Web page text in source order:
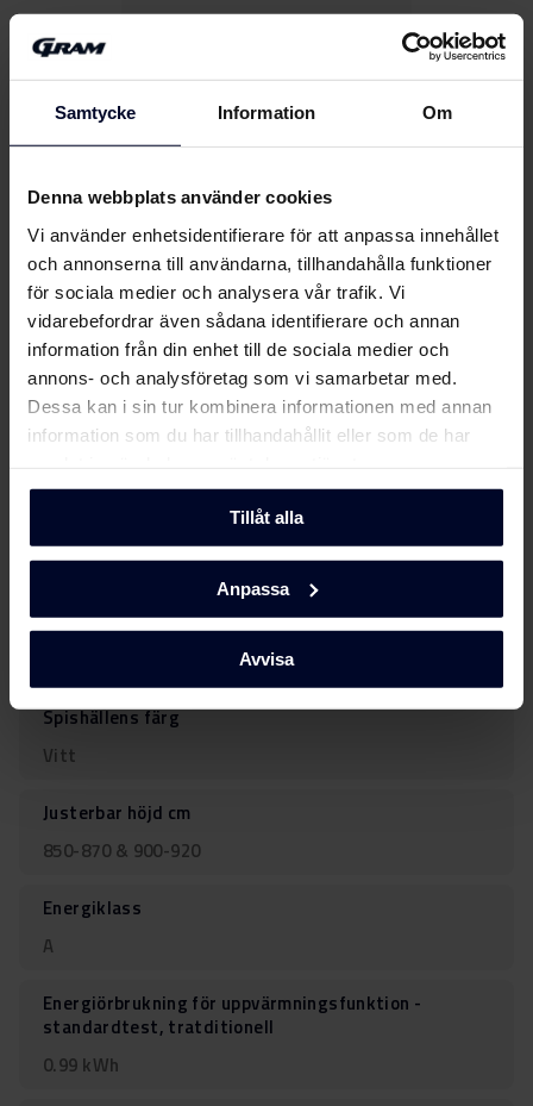
Samtycke Information Om
Denna webbplats använder cookies
Vi använder enhetsidentifierare för att anpassa innehållet
och annonserna till användarna, tillhandahålla funktioner
för sociala medier och analysera vår trafik. Vi
vidarebefordrar även sådana identifierare och annan
information från din enhet till de sociala medier och
annons- och analysföretag som vi samarbetar med.
Dessa kan i sin tur kombinera informationen med annan
information som du har tillhandahållit eller som de har
Tillåt alla
Anpassa
Avvisa
Snygg belysning
det lätt att hålla ett öga på
maten på flera nivåer.
Visa fler funktioner
Detaljer
Beskrivning
Design Fine
Typ av kokare
Spishällens färg
Vitt
Justerbar höjd cm
850-870 & 900-920
Energiklass
A
Energiörbrukning för uppvärmningsfunktion -
standardtest, tratditionell
0.99 kWh